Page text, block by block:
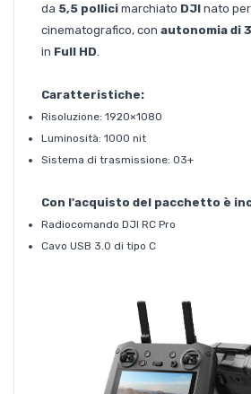
da 5,5 pollici marchiato DJI nato
cinematografico, con autonomia di
in Full HD
Caratteristiche:
Risoluzione: 1920×1080
Luminosità: 1000 nit
Sistema di trasmissione: O3+
Con l'acquisto del pacchetto è
Radiocomando DJI RC Pro
Cavo USB 3.0 di tipo C